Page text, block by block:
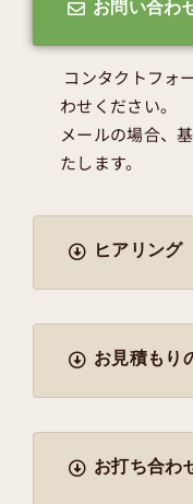
お問い合わ
コンタクトフォ
わせください。
メールの場合、
たします。
ヒアリング
お見積もり
お打ち合わ